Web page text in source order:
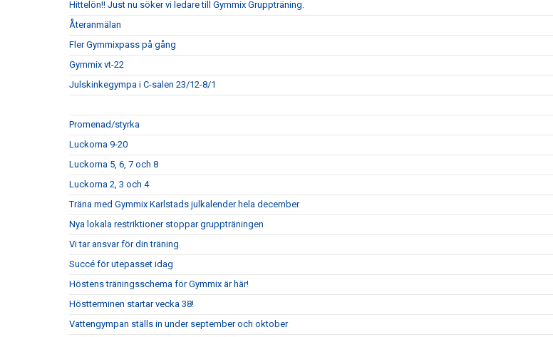
Hittelön!! Just nu söker vi ledare till Gymmix Gruppträning.
Återanmälan
Fler Gymmixpass på gång
Gymmix vt-22
Julskinkegympa i C-salen 23/12-8/1
Promenad/styrka
Luckorna 9-20
Luckorna 5, 6, 7 och 8
Luckorna 2, 3 och 4
Träna med Gymmix Karlstads julkalender hela december
Nya lokala restriktioner stoppar gruppträningen
Vi tar ansvar för din träning
Succé för utepasset idag
Höstens träningsschema för Gymmix är här!
Höstterminen startar vecka 38!
Vattengympan ställs in under september och oktober